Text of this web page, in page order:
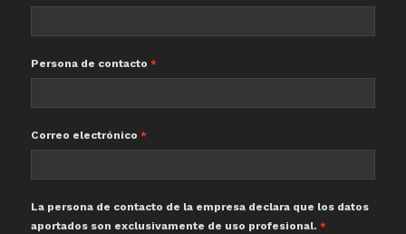
Persona de contacto
Correo electrónico
La persona de contacto de la empresa declara que los datos
aportados son exclusivamente de uso profesional.